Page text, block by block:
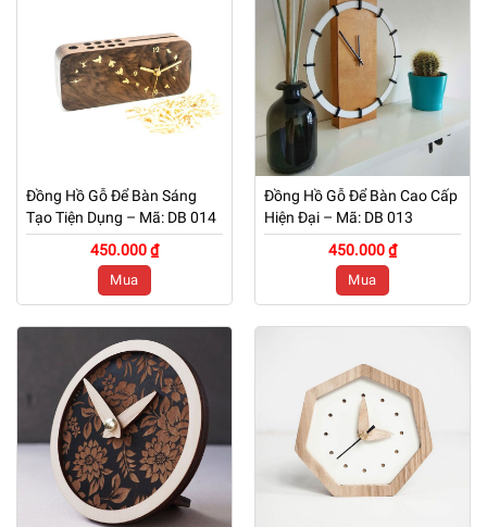
Đồng Hồ Gỗ Để Bàn Sáng
Tạo Tiện Dụng – Mã: DB 014
450.000 ₫
Mua
Đồng Hồ Gỗ Để Bàn Cao Cấp
Hiện Đại – Mã: DB 013
450.000 ₫
Mua